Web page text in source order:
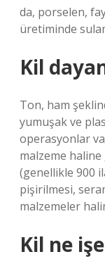
da, porselen,
üretiminde
Kil
Ton, ham
yumuşak ve
operasyonlar
malzeme haline
(genellikle 900
pişirilmesi,
malzemeler
Kil ne